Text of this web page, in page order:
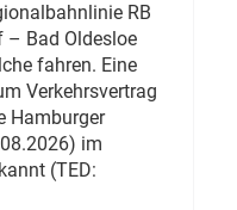
RB
– Bad Oldesloe
fahren. Eine
Verkehrsvertrag
Hamburger
im
(TED: